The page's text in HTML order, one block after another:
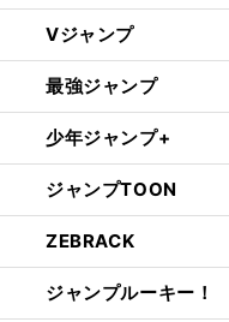
Vジャンプ
最強ジャンプ
少年ジャンプ+
ジャンプTOON
ZEBRACK
ジャンプルーキー！